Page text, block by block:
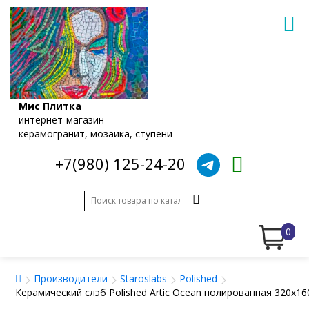
Мис Плитка
интернет-магазин
керамогранит, мозаика, ступени
+7(980) 125-24-20
0
Производители Staroslabs
Polished
Керамический слэб Polished Artic Ocean полированная